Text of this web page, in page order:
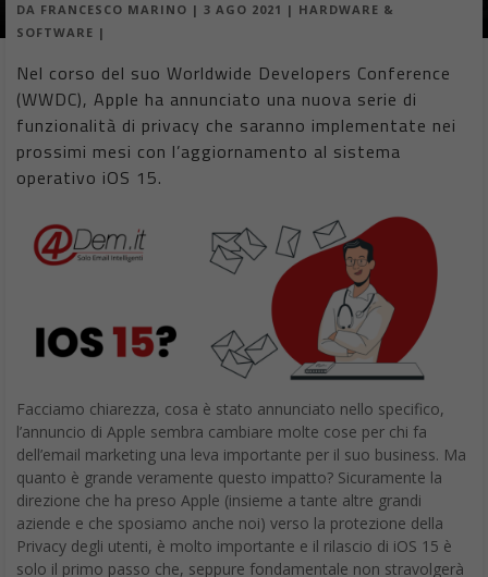
DA FRANCESCO MARINO | 3 AGO 2021 | HARDWARE &
SOFTWARE |
Nel corso del suo Worldwide Developers Conference
(WWDC), Apple ha annunciato una nuova serie di
funzionalità di privacy che saranno implementate nei
prossimi mesi con l’aggiornamento al sistema
operativo iOS 15.
Facciamo chiarezza, cosa è stato annunciato nello specifico,
l’annuncio di Apple sembra cambiare molte cose per chi fa
dell’email marketing una leva importante per il suo business. Ma
quanto è grande veramente questo impatto? Sicuramente la
direzione che ha preso Apple (insieme a tante altre grandi
aziende e che sposiamo anche noi) verso la protezione della
Privacy degli utenti, è molto importante e il rilascio di iOS 15 è
solo il primo passo che, seppure fondamentale non stravolgerà